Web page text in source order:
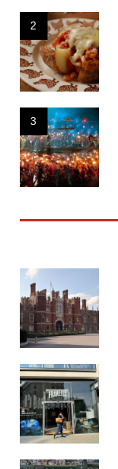
2
3